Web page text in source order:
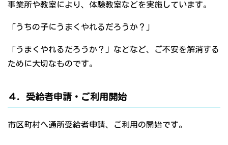
事業所や教室により、体験教室などを実施しています。
「うちの子にうまくやれるだろうか？」
「うまくやれるだろうか？」などなど、ご不安を解消する
ために大切なものです。
４．受給者申請・ご利用開始
市区町村へ通所受給者申請、ご利用の開始です。